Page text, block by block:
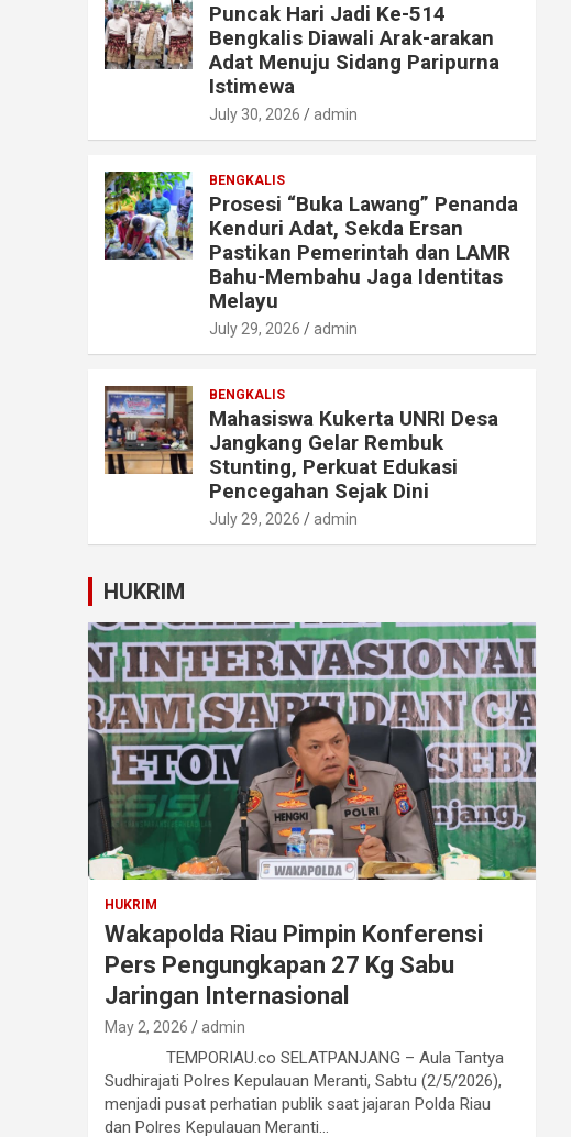
Puncak Hari Jadi Ke-514
Bengkalis Diawali Arak-arakan
Adat Menuju Sidang Paripurna
Istimewa
July 30, 2026 admin
BENGKALIS
Prosesi “Buka Lawang” Penanda
Kenduri Adat, Sekda Ersan
Pastikan Pemerintah dan LAMR
Bahu-Membahu Jaga Identitas
Melayu
July 29, 2026 admin
BENGKALIS
Mahasiswa Kukerta UNRI Desa
Jangkang Gelar Rembuk
Stunting, Perkuat Edukasi
Pencegahan Sejak Dini
July 29, 2026 admin
HUKRIM
HUKRIM
Wakapolda Riau Pimpin Konferensi
Pers Pengungkapan 27 Kg Sabu
Jaringan Internasional
May 2, 2026 admin
TEMPORIAU.co SELATPANJANG – Aula Tantya
Sudhirajati Polres Kepulauan Meranti, Sabtu (2/5/2026),
menjadi pusat perhatian publik saat jajaran Polda Riau
dan Polres Kepulauan Meranti…